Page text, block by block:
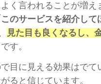
く言われることが増え
のサービスを紹介し
見た目も良くなるし、
す。
目に見える効果はで
ると信じています。